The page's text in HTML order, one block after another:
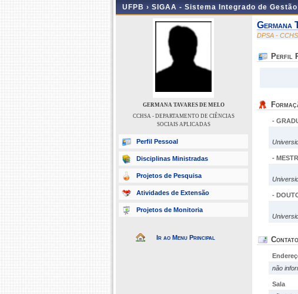
UFPB › SIGAA - Sistema Integrado de
GERMANA TAVARES DE MELO
CCHSA - DEPARTAMENTO DE CIÊNCIAS
SOCIAIS APLICADAS
Perfil Pessoal
Disciplinas Ministradas
Projetos de Pesquisa
Atividades de Extensão
Projetos de Monitoria
Ir ao Menu Principal
Germana
DPSA -
Perfil
-
-
-
não
Sala